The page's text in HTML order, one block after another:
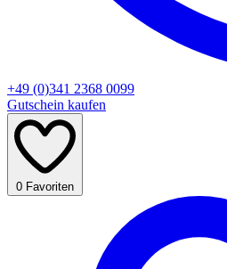
+49 (0)341 2368 0099
Gutschein kaufen
0 Favoriten